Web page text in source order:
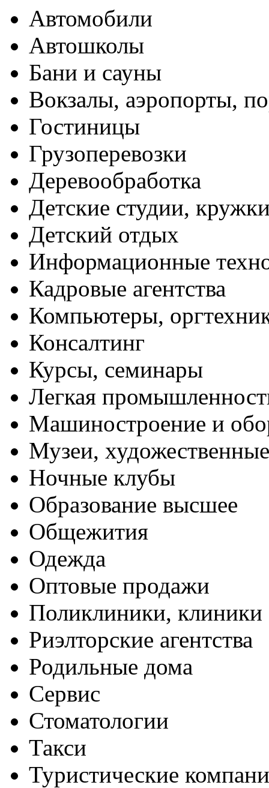
Автомобили
Автошколы
Бани и сауны
Вокзалы, аэропорты,
Гостиницы
Грузоперевозки
Деревообработка
Детские студии,
Детский отдых
Информационные
Кадровые агентства
Компьютеры,
Консалтинг
Курсы, семинары
Легкая
Машиностроение и
Музеи,
Ночные клубы
Образование высшее
Общежития
Одежда
Оптовые продажи
Поликлиники, клиники
Риэлторские агентства
Родильные дома
Сервис
Стоматологии
Такси
Туристические